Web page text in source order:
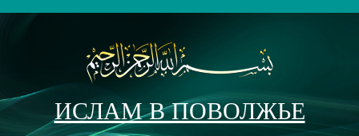
Перейти
ИСЛАМ В ПОВОЛЖЬЕ